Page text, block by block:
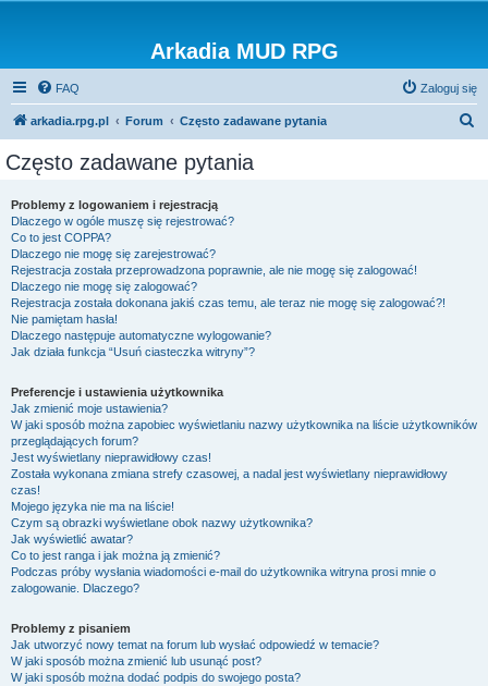
Arkadia MUD RPG
FAQ Zaloguj się
arkadia.rpg.pl Forum Często zadawane pytania
Często zadawane pytania
Problemy z logowaniem i rejestracją
Dlaczego w ogóle muszę się rejestrować?
Co to jest COPPA?
Dlaczego nie mogę się zarejestrować?
Rejestracja została przeprowadzona poprawnie, ale nie mogę się zalogować!
Dlaczego nie mogę się zalogować?
Rejestracja została dokonana jakiś czas temu, ale teraz nie mogę się zalogować?!
Nie pamiętam hasła!
Dlaczego następuje automatyczne wylogowanie?
Jak działa funkcja “Usuń ciasteczka witryny”?
Preferencje i ustawienia użytkownika
Jak zmienić moje ustawienia?
W jaki sposób można zapobiec wyświetlaniu nazwy użytkownika na liście użytkowników
przeglądających forum?
Jest wyświetlany nieprawidłowy czas!
Została wykonana zmiana strefy czasowej, a nadal jest wyświetlany nieprawidłowy
czas!
Mojego języka nie ma na liście!
Czym są obrazki wyświetlane obok nazwy użytkownika?
Jak wyświetlić awatar?
Co to jest ranga i jak można ją zmienić?
Podczas próby wysłania wiadomości e-mail do użytkownika witryna prosi mnie o
zalogowanie. Dlaczego?
Problemy z pisaniem
Jak utworzyć nowy temat na forum lub wysłać odpowiedź w temacie?
W jaki sposób można zmienić lub usunąć post?
W jaki sposób można dodać podpis do swojego posta?